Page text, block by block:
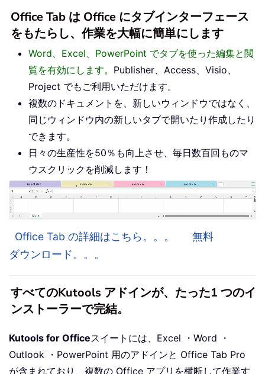
Office Tab は Office にタブインターフェース
をもたらし、作業を大幅に簡単にします
Word、Excel、PowerPoint でタブを使った編集と閲
覧を有効にします。 Publisher、Access、Visio、
Project でもご利用いただけます。
複数のドキュメントを、新しいウィンドウではなく、
同じウィンドウ内の新しいタブで開いたり作成したり
できます。
日々の生産性を50％も向上させ、毎日数百回ものマ
ウスクリックを削減します！
Office Tab の詳細はこちら。。。
無料
ダウンロード。。。
すべてのKutools アドインが、たった1 つのイ
ンストーラーで完結。
Kutools for Officeスイートには、Excel ・Word ・
Outlook ・PowerPoint 用のアドインと Office Tab Pro
が含まれており、複数の Office アプリを横断して作業す